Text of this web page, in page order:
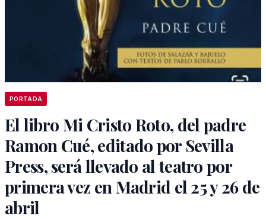
PORTADA
El libro Mi Cristo Roto, del padre
Ramon Cué, editado por Sevilla
Press, será llevado al teatro por
primera vez en Madrid el 25 y 26 de
abril